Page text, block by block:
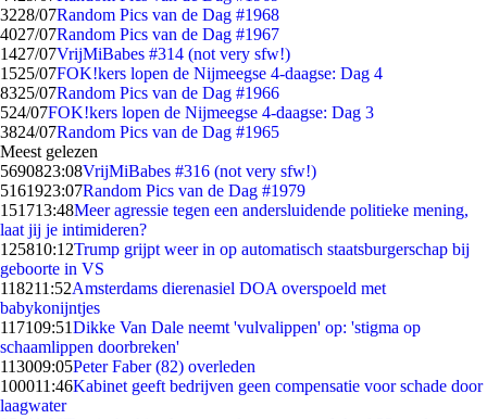
3228/07Random Pics van de Dag #1968
4027/07Random Pics van de Dag #1967
1427/07VrijMiBabes #314 (not very sfw!)
1525/07FOK!kers lopen de Nijmeegse 4-daagse: Dag 4
8325/07Random Pics van de Dag #1966
524/07FOK!kers lopen de Nijmeegse 4-daagse: Dag 3
3824/07Random Pics van de Dag #1965
Meest gelezen
5690823:08VrijMiBabes #316 (not very sfw!)
5161923:07Random Pics van de Dag #1979
151713:48Meer agressie tegen een andersluidende politieke mening,
laat jij je intimideren?
125810:12Trump grijpt weer in op automatisch staatsburgerschap bij
geboorte in VS
118211:52Amsterdams dierenasiel DOA overspoeld met
babykonijntjes
117109:51Dikke Van Dale neemt 'vulvalippen' op: 'stigma op
schaamlippen doorbreken'
113009:05Peter Faber (82) overleden
100011:46Kabinet geeft bedrijven geen compensatie voor schade door
laagwater